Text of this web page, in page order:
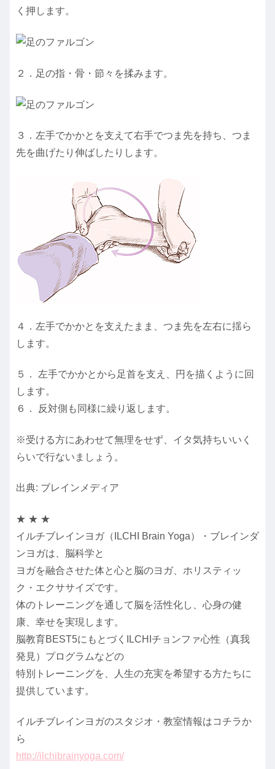
く押します。
２．足の指・骨・節々を揉みます。
３．左手でかかとを支えて右手でつま先を持ち、つま
先を曲げたり伸ばしたりします。
４．左手でかかとを支えたまま、つま先を左右に揺ら
します。
５． 左手でかかとから足首を支え、円を描くように回
します。
６． 反対側も同様に繰り返します。
※受ける方にあわせて無理をせず、イタ気持ちいいく
らいで行ないましょう。
出典: ブレインメディア
★ ★ ★
イルチブレインヨガ（ILCHI Brain Yoga）・ブレインダ
ンヨガは、脳科学と
ヨガを融合させた体と心と脳のヨガ、ホリスティッ
ク・エクササイズです。
体のトレーニングを通して脳を活性化し、心身の健
康、幸せを実現します。
脳教育BEST5にもとづくILCHIチョンファ心性（真我
発見）プログラムなどの
特別トレーニングを、人生の充実を希望する方たちに
提供しています。
イルチブレインヨガのスタジオ・教室情報はコチラか
ら
http://ilchibrainyoga.com/